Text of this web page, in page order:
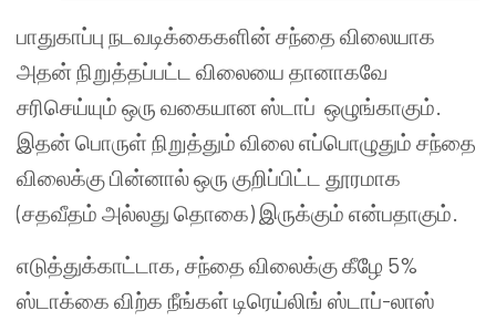
பாதுகாப்பு நடவடிக்கைகளின் சந்தை விலையாக
அதன் நிறுத்தப்பட்ட விலையை தானாகவே
சரிசெய்யும் ஒரு வகையான ஸ்டாப் ஒழுங்காகும்.
இதன் பொருள் நிறுத்தும் விலை எப்பொழுதும் சந்தை
விலைக்கு பின்னால் ஒரு குறிப்பிட்ட தூரமாக
(சதவீதம் அல்லது தொகை) இருக்கும் என்பதாகும்.
எடுத்துக்காட்டாக, சந்தை விலைக்கு கீழே 5%
ஸ்டாக்கை விற்க நீங்கள் டிரெய்லிங் ஸ்டாப்-லாஸ்